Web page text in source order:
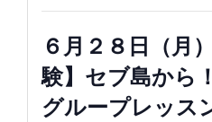
６月２８日（月
験】セブ島から
グループレッ